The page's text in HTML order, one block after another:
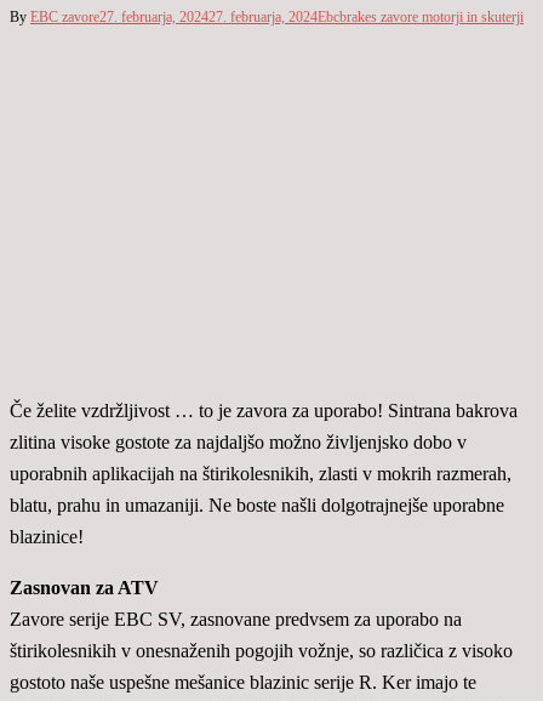
By EBC zavore27. februarja, 202427. februarja, 2024Ebcbrakes zavore motorji in skuterji
Če želite vzdržljivost … to je zavora za uporabo! Sintrana bakrova
zlitina visoke gostote za najdaljšo možno življenjsko dobo v
uporabnih aplikacijah na štirikolesnikih, zlasti v mokrih razmerah,
blatu, prahu in umazaniji. Ne boste našli dolgotrajnejše uporabne
blazinice!
Zasnovan za ATV
Zavore serije EBC SV, zasnovane predvsem za uporabo na
štirikolesnikih v onesnaženih pogojih vožnje, so različica z visoko
gostoto naše uspešne mešanice blazinic serije R. Ker imajo te